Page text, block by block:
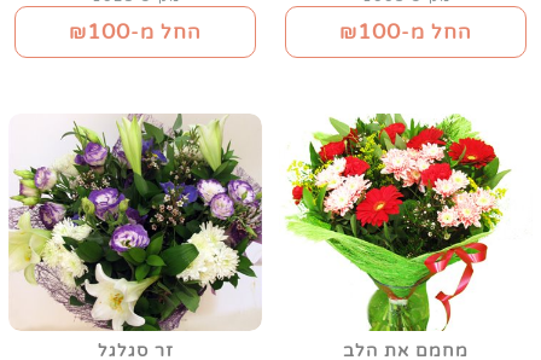
החל מ-₪100 החל מ-₪100
מחמם את הלב זר סגלגל